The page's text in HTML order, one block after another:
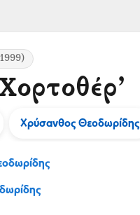
Χρύσανθος Θεοδωρίδης